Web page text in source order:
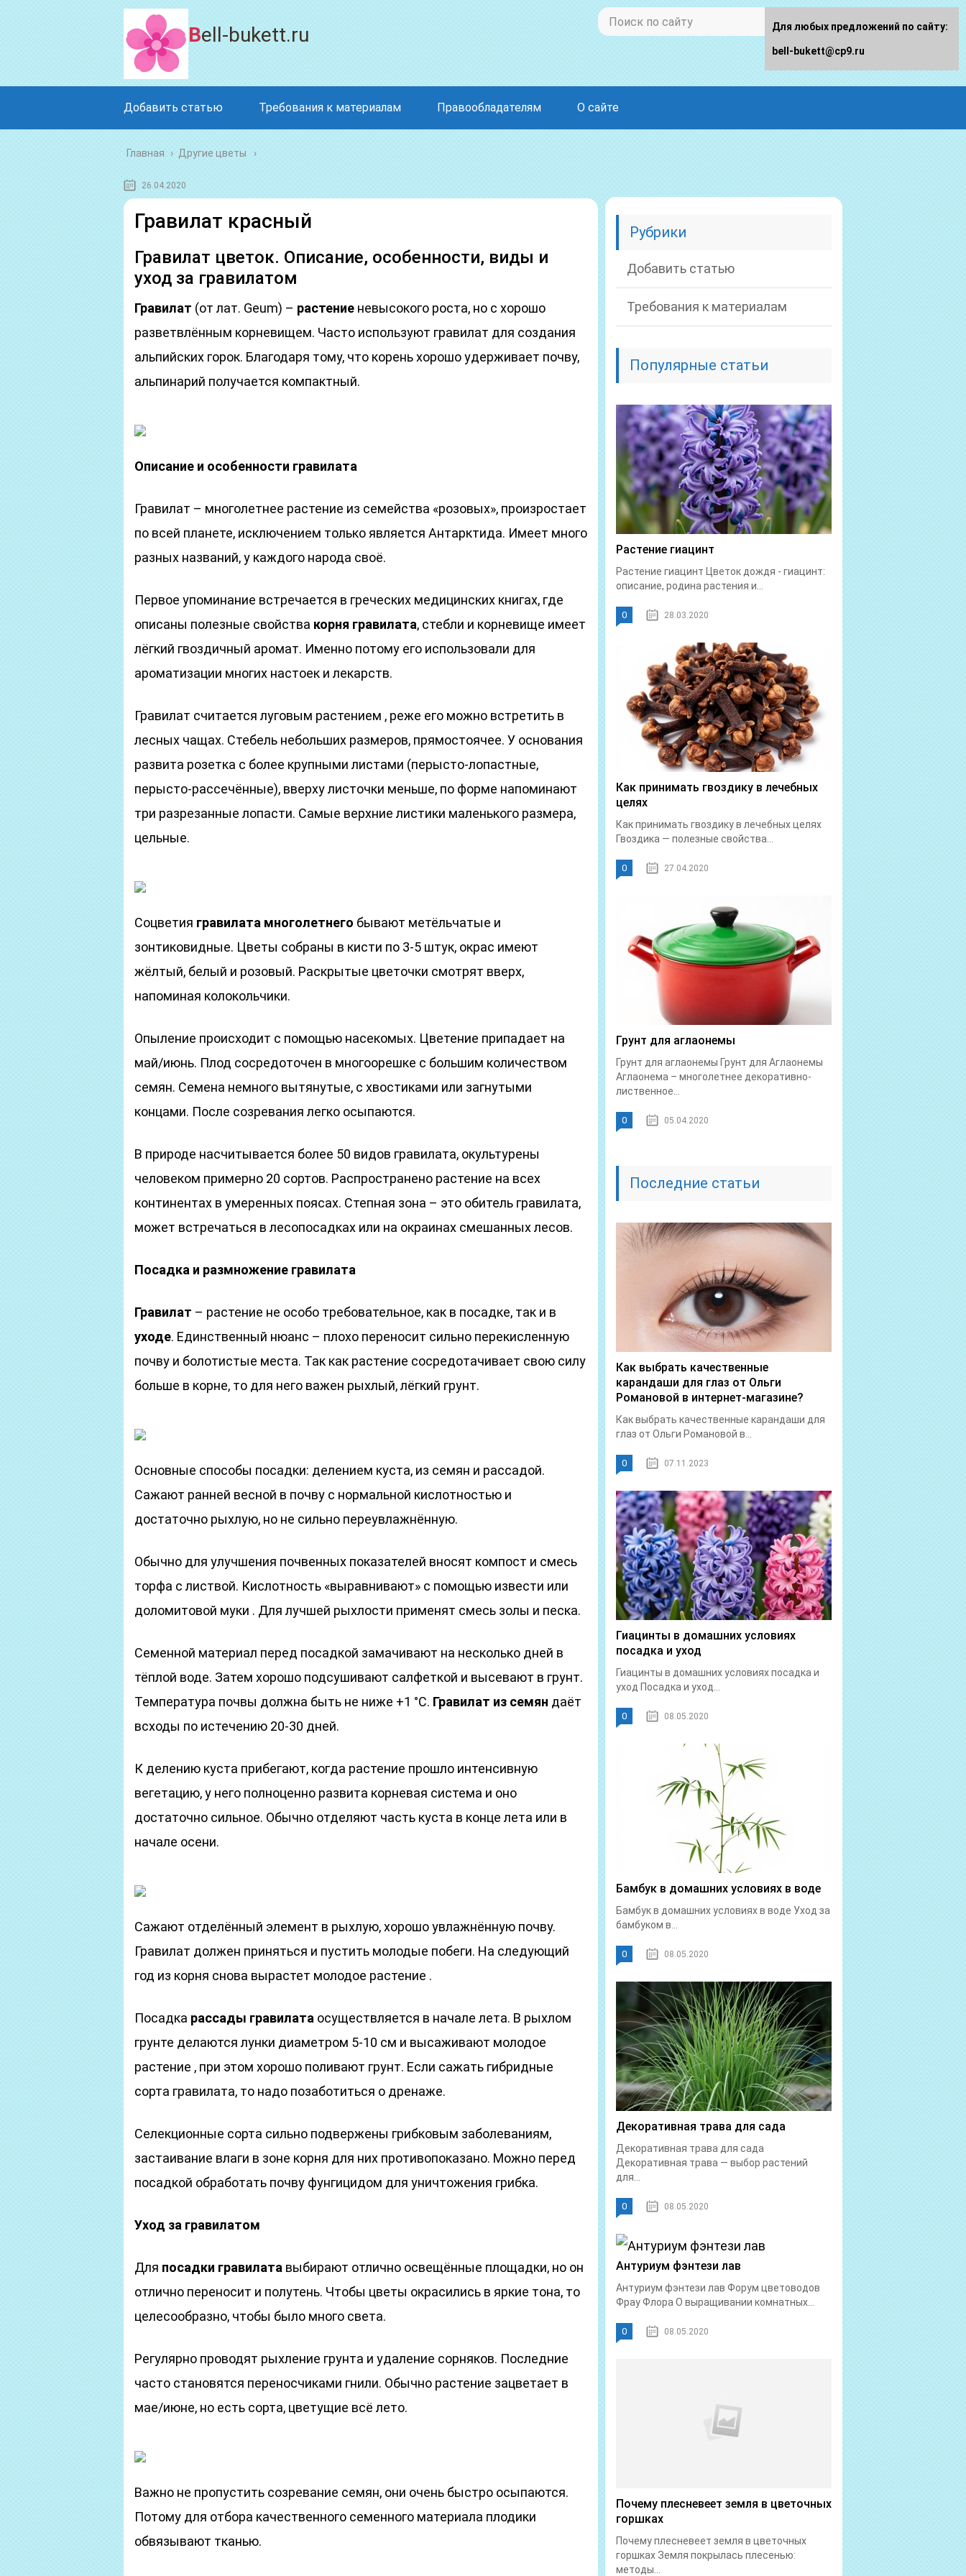
Bell-bukett.ru
Добавить статью Требования к материалам Правообладателям О сайте
Главная › Другие цветы
26.04.2020
Гравилат красный
Гравилат цветок. Описание, особенности, виды и
уход за гравилатом
Гравилат (от лат. Geum) – растение невысокого роста, но с хорошо
разветвлённым корневищем. Часто используют гравилат для создания
альпийских горок. Благодаря тому, что корень хорошо удерживает почву,
альпинарий получается компактный.
Описание и особенности гравилата
Гравилат – многолетнее растение из семейства «розовых», произростает
по всей планете, исключением только является Антарктида. Имеет много
разных названий, у каждого народа своё.
Первое упоминание встречается в греческих медицинских книгах, где
описаны полезные свойства корня гравилата, стебли и корневище имеет
лёгкий гвоздичный аромат. Именно потому его использовали для
ароматизации многих настоек и лекарств.
Гравилат считается луговым растением , реже его можно встретить в
лесных чащах. Стебель небольших размеров, прямостоячее. У основания
развита розетка с более крупными листами (перысто-лопастные,
перысто-рассечённые), вверху листочки меньше, по форме напоминают
три разрезанные лопасти. Самые верхние листики маленького размера,
цельные.
Соцветия гравилата многолетнего бывают метёльчатые и
зонтиковидные. Цветы собраны в кисти по 3-5 штук, окрас имеют
жёлтый, белый и розовый. Раскрытые цветочки смотрят вверх,
напоминая колокольчики.
Опыление происходит с помощью насекомых. Цветение припадает на
май/июнь. Плод сосредоточен в многоорешке с большим количеством
семян. Семена немного вытянутые, с хвостиками или загнутыми
концами. После созревания легко осыпаются.
В природе насчитывается более 50 видов гравилата, окультурены
человеком примерно 20 сортов. Распространено растение на всех
континентах в умеренных поясах. Степная зона – это обитель гравилата,
может встречаться в лесопосадках или на окраинах смешанных лесов.
Посадка и размножение гравилата
Гравилат – растение не особо требовательное, как в посадке, так и в
уходе. Единственный нюанс – плохо переносит сильно перекисленную
почву и болотистые места. Так как растение сосредотачивает свою силу
больше в корне, то для него важен рыхлый, лёгкий грунт.
Основные способы посадки: делением куста, из семян и рассадой.
Сажают ранней весной в почву с нормальной кислотностью и
достаточно рыхлую, но не сильно переувлажнённую.
Обычно для улучшения почвенных показателей вносят компост и смесь
торфа с листвой. Кислотность «выравнивают» с помощью извести или
доломитовой муки . Для лучшей рыхлости применят смесь золы и песка.
Семенной материал перед посадкой замачивают на несколько дней в
тёплой воде. Затем хорошо подсушивают салфеткой и высевают в грунт.
Температура почвы должна быть не ниже +1 °С. Гравилат из семян даёт
всходы по истечению 20-30 дней.
К делению куста прибегают, когда растение прошло интенсивную
вегетацию, у него полноценно развита корневая система и оно
достаточно сильное. Обычно отделяют часть куста в конце лета или в
начале осени.
Сажают отделённый элемент в рыхлую, хорошо увлажнённую почву.
Гравилат должен приняться и пустить молодые побеги. На следующий
год из корня снова вырастет молодое растение .
Посадка рассады гравилата осуществляется в начале лета. В рыхлом
грунте делаются лунки диаметром 5-10 см и высаживают молодое
растение , при этом хорошо поливают грунт. Если сажать гибридные
сорта гравилата, то надо позаботиться о дренаже.
Селекционные сорта сильно подвержены грибковым заболеваниям,
застаивание влаги в зоне корня для них противопоказано. Можно перед
посадкой обработать почву фунгицидом для уничтожения грибка.
Уход за гравилатом
Для посадки гравилата выбирают отлично освещённые площадки, но он
отлично переносит и полутень. Чтобы цветы окрасились в яркие тона, то
целесообразно, чтобы было много света.
Регулярно проводят рыхление грунта и удаление сорняков. Последние
часто становятся переносчиками гнили. Обычно растение зацветает в
мае/июне, но есть сорта, цветущие всё лето.
Важно не пропустить созревание семян, они очень быстро осыпаются.
Потому для отбора качественного семенного материала плодики
обвязывают тканью.
Рубрики
Добавить статью
Требования к материалам
Популярные статьи
Растение гиацинт
Растение гиацинт Цветок дождя - гиацинт:
описание, родина растения и...
0 28.03.2020
Как принимать гвоздику в лечебных
целях
Как принимать гвоздику в лечебных целях
Гвоздика — полезные свойства...
0 27.04.2020
Грунт для аглаонемы
Грунт для аглаонемы Грунт для Аглаонемы
Аглаонема – многолетнее декоративно-
лиственное...
0 05.04.2020
Последние статьи
Как выбрать качественные
карандаши для глаз от Ольги
Романовой в интернет-магазине?
Как выбрать качественные карандаши для
глаз от Ольги Романовой в...
0 07.11.2023
Гиацинты в домашних условиях
посадка и уход
Гиацинты в домашних условиях посадка и
уход Посадка и уход...
0 08.05.2020
Бамбук в домашних условиях в воде
Бамбук в домашних условиях в воде Уход за
бамбуком в...
0 08.05.2020
Декоративная трава для сада
Декоративная трава для сада
Декоративная трава — выбор растений
для...
0 08.05.2020
Антуриум фэнтези лав
Антуриум фэнтези лав Форум цветоводов
Фрау Флора О выращивании комнатных...
0 08.05.2020
Почему плесневеет земля в цветочных
горшках
Почему плесневеет земля в цветочных
горшках Земля покрылась плесенью:
методы...
Для любых предложений по сайту:
bell-bukett@cp9.ru